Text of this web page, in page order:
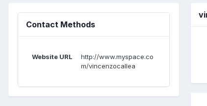
Contact Methods
Website URL
http://www.myspace.co
m/vincenzocallea